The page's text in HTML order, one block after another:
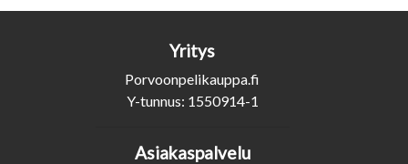
Yritys
Porvoonpelikauppa.fi
Y-tunnus: 1550914-1
Asiakaspalvelu